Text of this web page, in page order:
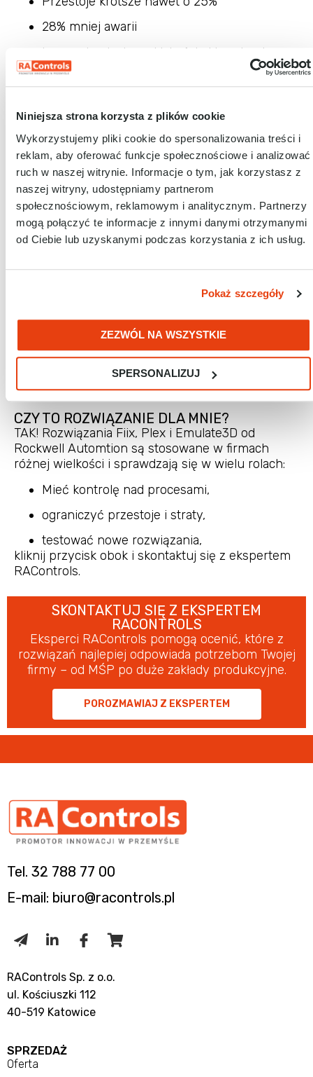
Niniejsza strona korzysta z plików cookie
Wykorzystujemy pliki cookie do spersonalizowania treści i
reklam, aby oferować funkcje społecznościowe i analizować
ruch w naszej witrynie. Informacje o tym, jak korzystasz z
naszej witryny, udostępniamy partnerom
społecznościowym, reklamowym i analitycznym. Partnerzy
mogą połączyć te informacje z innymi danymi otrzymanymi
od Ciebie lub uzyskanymi podczas korzystania z ich usług.
Pokaż szczegóły
ZEZWÓL NA WSZYSTKIE
SPERSONALIZUJ
28% mniej awarii
Lepsza kontrola nad jakością i kosztami
Optymalizacja procesów produkcyjnych
CZY TO ROZWIĄZANIE DLA MNIE?
TAK! Rozwiązania Fiix, Plex i Emulate3D od
Rockwell Automtion są stosowane w firmach
różnej wielkości i sprawdzają się w wielu rolach:
Mieć kontrolę nad procesami,
ograniczyć przestoje i straty,
testować nowe rozwiązania,
kliknij przycisk obok i skontaktuj się z ekspertem
RAControls.
SKONTAKTUJ SIĘ Z EKSPERTEM
RACONTROLS
Eksperci RAControls pomogą ocenić, które z
rozwiązań najlepiej odpowiada potrzebom Twojej
firmy – od MŚP po duże zakłady produkcyjne.
POROZMAWIAJ Z EKSPERTEM
Tel. 32 788 77 00
E-mail: biuro@racontrols.pl
RAControls Sp. z o.o.
ul. Kościuszki 112
40-519 Katowice
SPRZEDAŻ
Oferta